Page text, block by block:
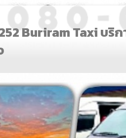
Buriram Taxi บริ